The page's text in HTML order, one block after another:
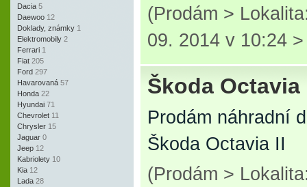
Dacia 5
Daewoo 12
Doklady, známky 1
Elektromobily 2
Ferrari 1
Fiat 205
Ford 297
Havarovaná 57
Honda 22
Hyundai 71
Chevrolet 11
Chrysler 15
Jaguar 0
Jeep 12
Kabriolety 10
Kia 12
Lada 28
(Prodám >
09. 2014 v 10:24
Škoda Octavia
Prodám náhradní
Škoda Octavia II
(Prodám >